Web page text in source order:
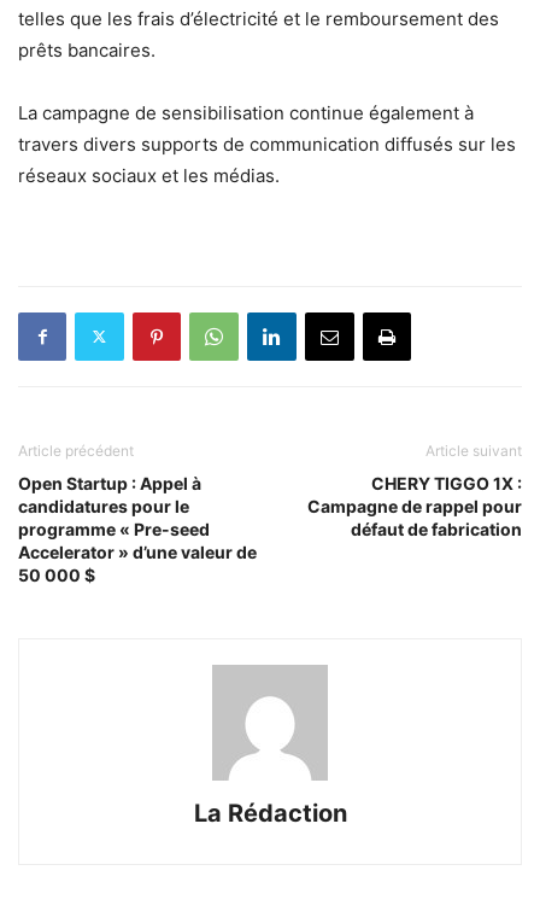
telles que les frais d’électricité et le remboursement des
prêts bancaires.
La campagne de sensibilisation continue également à
travers divers supports de communication diffusés sur les
réseaux sociaux et les médias.
Article précédent
Open Startup : Appel à
candidatures pour le
programme « Pre-seed
Accelerator » d’une valeur de
50 000 $
Article suivant
CHERY TIGGO 1X :
Campagne de rappel pour
défaut de fabrication
La Rédaction